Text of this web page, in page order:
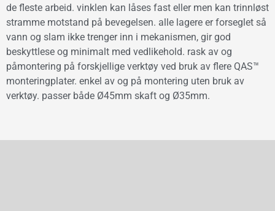
de fleste arbeid. vinklen kan låses fast eller men kan trinnløst
stramme motstand på bevegelsen. alle lagere er forseglet så
vann og slam ikke trenger inn i mekanismen, gir god
beskyttlese og minimalt med vedlikehold. rask av og
påmontering på forskjellige verktøy ved bruk av flere QAS™
monteringplater. enkel av og på montering uten bruk av
verktøy. passer både Ø45mm skaft og Ø35mm.